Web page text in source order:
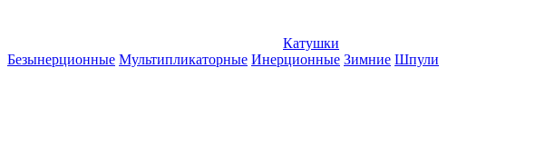
Катушки
Безынерционные Мультипликаторные Инерционные Зимние Шпули